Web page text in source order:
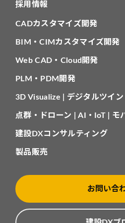
採用情報
CADカスタマイズ開発
BIM・CIMカスタマイズ開発
Web CAD・Cloud開発
PLM・PDM開発
3D Visualize | デジタルツイン
点群・ドローン | AI・IoT | モ
建設DXコンサルティング
製品販売
お問い合